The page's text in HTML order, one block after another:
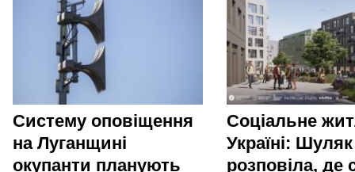
Систему оповіщення
на Луганщині
окупанти планують
Соціальне
Україні: Шуляк
розповіла, де